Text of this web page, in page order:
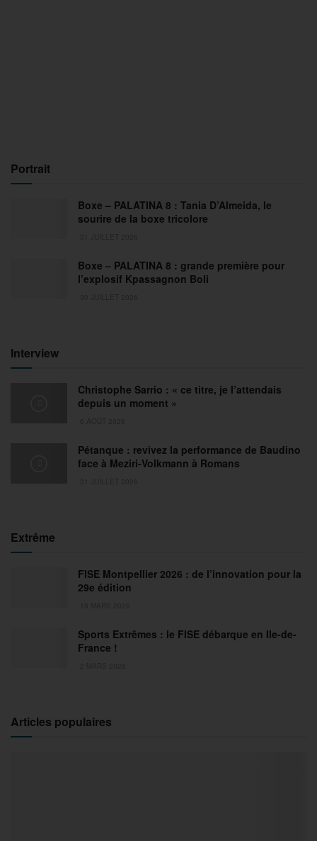
Portrait
Boxe – PALATINA 8 : Tania D’Almeida, le
sourire de la boxe tricolore
Boxe – PALATINA 8 : grande première pour
l’explosif Kpassagnon Boli
Interview
Christophe Sarrio : « ce titre, je l’attendais
depuis un moment »
Pétanque : revivez la performance de Baudino
face à Meziri-Volkmann à Romans
Extrême
FISE Montpellier 2026 : de l’innovation pour la
29e édition
Sports Extrêmes : le FISE débarque en Ile-de-
France !
Articles populaires